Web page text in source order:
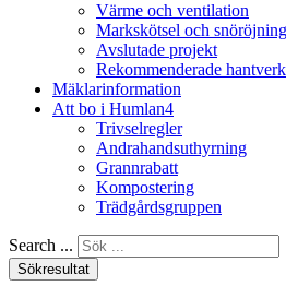
Värme och ventilation
Markskötsel och snöröjning
Avslutade projekt
Rekommenderade
Mäklarinformation
Att bo i Humlan4
Trivselregler
Andrahandsuthyrning
Grannrabatt
Kompostering
Trädgårdsgruppen
Search ...
Sökresultat